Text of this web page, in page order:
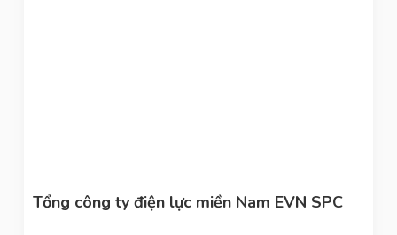
Tổng công ty điện lực miền Nam EVN SPC